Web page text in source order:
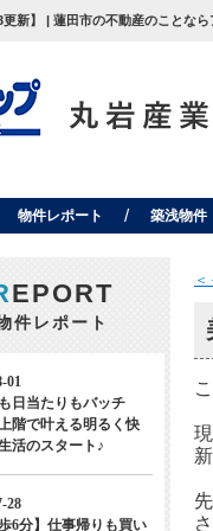
新】 | 蓮田市の不動産のことな
物件レポート 築浅物件
EPORT
件レポート